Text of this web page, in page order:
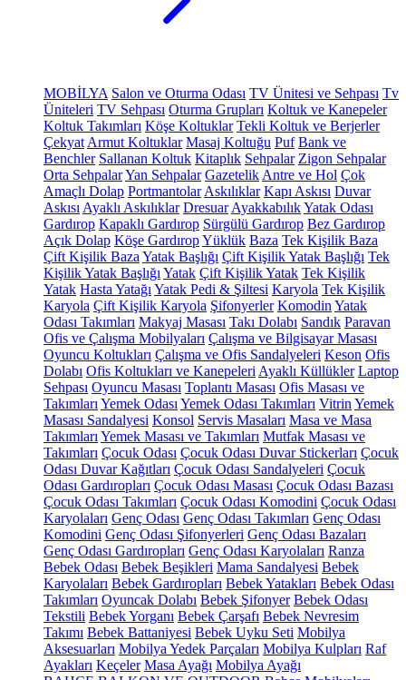
MOBİLYA Salon ve Oturma Odası TV Ünitesi ve Sehpası Tv
Üniteleri TV Sehpası Oturma Grupları Koltuk ve Kanepeler
Koltuk Takımları Köşe Koltuklar Tekli Koltuk ve Berjerler
Çekyat Armut Koltuklar Masaj Koltuğu Puf Bank ve
Benchler Sallanan Koltuk Kitaplık Sehpalar Zigon Sehpalar
Orta SehpalarYan Sehpalar Gazetelik Antre ve Hol Çok
Amaçlı Dolap Portmantolar Askılıklar Kapı Askısı Duvar
Askısı Ayaklı Askılıklar Dresuar AyakkabılıkYatak Odası
Gardırop Kapaklı Gardırop Sürgülü Gardırop Bez Gardırop
Açık Dolap Köşe GardıropYüklük Baza Tek Kişilik Baza
Çift Kişilik Baza Yatak Başlığı Çift Kişilik Yatak Başlığı Tek
Kişilik Yatak Başlığı Yatak Çift Kişilik Yatak Tek Kişilik
Yatak Hasta Yatağı Yatak Pedi & Şiltesi Karyola Tek Kişilik
Karyola Çift Kişilik Karyola Şifonyerler Komodin Yatak
Odası Takımları Makyaj Masası Takı Dolabı Sandık Paravan
Ofis ve Çalışma Mobilyaları Çalışma ve Bilgisayar Masası
Oyuncu Koltukları Çalışma ve Ofis Sandalyeleri Keson Ofis
Dolabı Ofis Koltukları ve Kanepeleri Ayaklı Küllükler Laptop
Sehpası Oyuncu Masası Toplantı Masası Ofis Masası ve
Takımları Yemek Odası Yemek Odası Takımları Vitrin Yemek
Masası Sandalyesi Konsol Servis Masaları Masa ve Masa
Takımları Yemek Masası ve Takımları Mutfak Masası ve
Takımları Çocuk Odası Çocuk Odası Duvar Stickerları Çocuk
Odası Duvar Kağıtları Çocuk Odası Sandalyeleri Çocuk
Odası Gardıropları Çocuk Odası Masası Çocuk Odası Bazası
Çocuk Odası Takımları Çocuk Odası Komodini Çocuk Odası
Karyolaları Genç Odası Genç Odası Takımları Genç Odası
Komodini Genç Odası Şifonyerleri Genç Odası Bazaları
Genç Odası Gardıropları Genç Odası Karyolaları Ranza
Bebek Odası Bebek Beşikleri Mama Sandalyesi Bebek
Karyolaları Bebek Gardıropları Bebek Yatakları Bebek Odası
Takımları Oyuncak Dolabı Bebek Şifonyer Bebek Odası
Tekstili Bebek Yorganı Bebek Çarşafı Bebek Nevresim
Takımı Bebek Battaniyesi Bebek Uyku Seti Mobilya
Aksesuarları Mobilya Yedek Parçaları Mobilya Kulpları Raf
Ayakları Keçeler Masa Ayağı Mobilya Ayağı